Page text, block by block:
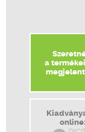
a
online: